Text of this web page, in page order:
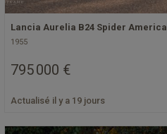
Lancia Aurelia B24 Spider America
1955
795 000 €
Actualisé il y a 19 jours